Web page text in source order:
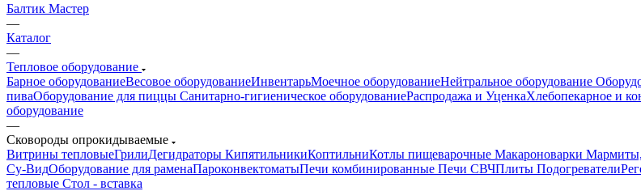
Балтик Мастер
—
Каталог
—
Тепловое оборудование
Барное оборудованиеВесовое оборудованиеИнвентарьМоечное оборудованиеНейтральное оборудование
пиваОборудование для пиццы Санитарно-гигиеническое оборудованиеРаспродажа и УценкаХлебопекарное и
оборудование
—
Сковороды опрокидываемые
Витрины тепловыеГрилиДегидраторы КипятильникиКоптильниКотлы пищеварочные Макароноварки Мармиты,
Су-BидОборудование для раменаПароконвектоматыПечи комбинированные Печи СВЧПлиты Подогреватели
тепловые Стол - вставка